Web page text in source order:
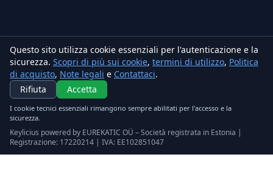
Questo sito utilizza cookie essenziali per l'autenticazione e la
sicurezza. Scopri di più sui cookie, termini di utilizzo, Politica
di acquisto, Note legali e Contattaci.
Rifiuta
Accetta
I cookie tecnici essenziali rimangono sempre abilitati per l'accesso e la
sicurezza.
Keylicius powered by EUREKATIC OÜ – Società registrata in Estonia |
Registrazione: 17220214 | IVA: EE102851047